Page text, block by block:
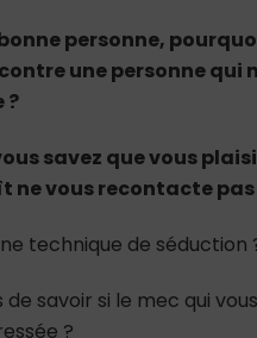
personne,
une personne qui
?
savez que vous
ne vous recontacte pas
technique de séduction
savoir si le mec qui
?